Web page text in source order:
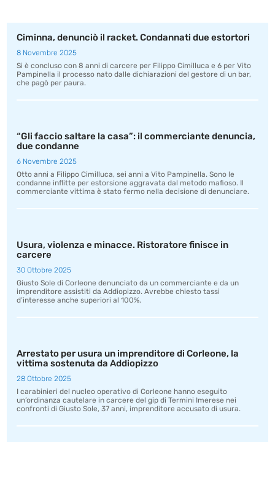
Ciminna, denunciò il racket. Condannati due estortori
8 Novembre 2025
Si è concluso con 8 anni di carcere per Filippo Cimilluca e 6 per Vito
Pampinella il processo nato dalle dichiarazioni del gestore di un bar,
che pagò per paura.
“Gli faccio saltare la casa”: il commerciante denuncia,
due condanne
6 Novembre 2025
Otto anni a Filippo Cimilluca, sei anni a Vito Pampinella. Sono le
condanne inflitte per estorsione aggravata dal metodo mafioso. Il
commerciante vittima è stato fermo nella decisione di denunciare.
Usura, violenza e minacce. Ristoratore finisce in
carcere
30 Ottobre 2025
Giusto Sole di Corleone denunciato da un commerciante e da un
imprenditore assistiti da Addiopizzo. Avrebbe chiesto tassi
d’interesse anche superiori al 100%.
Arrestato per usura un imprenditore di Corleone, la
vittima sostenuta da Addiopizzo
28 Ottobre 2025
I carabinieri del nucleo operativo di Corleone hanno eseguito
un’ordinanza cautelare in carcere del gip di Termini Imerese nei
confronti di Giusto Sole, 37 anni, imprenditore accusato di usura.